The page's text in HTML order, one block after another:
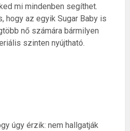
mi mindenben segíthet.
hogy az egyik Sugar Baby is
nő számára bármilyen
szinten nyújtható.
úgy érzik: nem hallgatják